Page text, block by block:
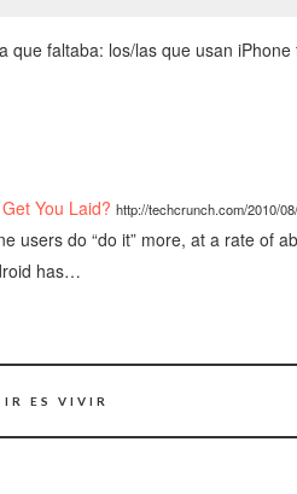
que faltaba: los/las que usan
You Laid? http://techcrunch.com/2010/
users do “do it” more, at a rate of
has…
ES VIVIR